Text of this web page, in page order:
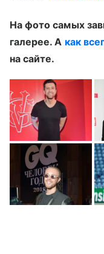
На фото самых
галерее. А как
на сайте.